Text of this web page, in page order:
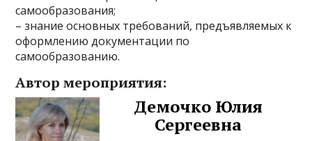
самообразования;
– знание основных требований, предъявляемых к
оформлению документации по
самообразованию.
Автор мероприятия:
Демочко Юлия
Сергеевна